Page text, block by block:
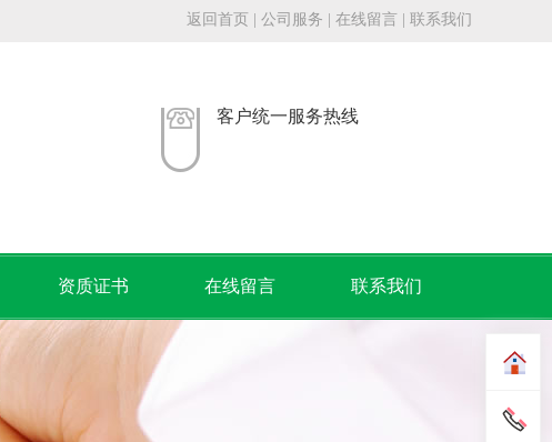
返回首页 公司服务 在线留言 联系我们
客户统一服务热线
资质证书 在线留言 联系我们